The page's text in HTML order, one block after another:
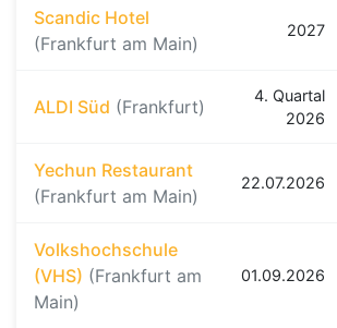
Scandic Hotel
(Frankfurt am Main)
2027
ALDI Süd (Frankfurt)
4. Quartal
2026
Yechun Restaurant
(Frankfurt am Main)
22.07.2026
Volkshochschule
(VHS) (Frankfurt am
Main)
01.09.2026